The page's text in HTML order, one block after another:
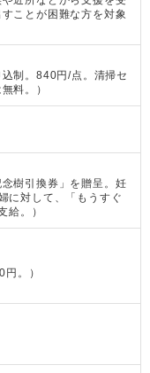
ことが困難な方を対象
制。840円/点。清掃セ
料。
）
樹引換券」を贈呈。妊
に対して、「もうすぐ
給。
）
。 ）